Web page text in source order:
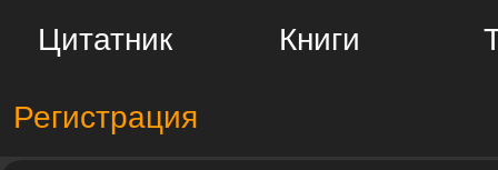
Цитатник Книги
Регистрация